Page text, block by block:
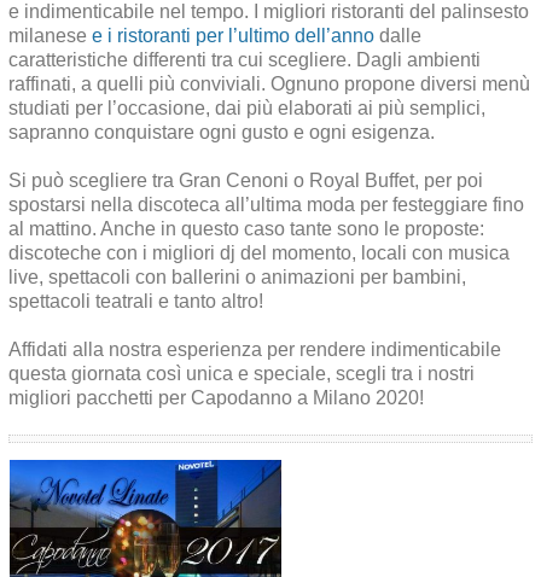
e indimenticabile nel tempo. I migliori ristoranti del palinsesto
milanese e i ristoranti per l’ultimo dell’anno dalle
caratteristiche differenti tra cui scegliere. Dagli ambienti
raffinati, a quelli più conviviali. Ognuno propone diversi menù
studiati per l’occasione, dai più elaborati ai più semplici,
sapranno conquistare ogni gusto e ogni esigenza.
Si può scegliere tra Gran Cenoni o Royal Buffet, per poi
spostarsi nella discoteca all’ultima moda per festeggiare fino
al mattino. Anche in questo caso tante sono le proposte:
discoteche con i migliori dj del momento, locali con musica
live, spettacoli con ballerini o animazioni per bambini,
spettacoli teatrali e tanto altro!
Affidati alla nostra esperienza per rendere indimenticabile
questa giornata così unica e speciale, scegli tra i nostri
migliori pacchetti per Capodanno a Milano 2020!